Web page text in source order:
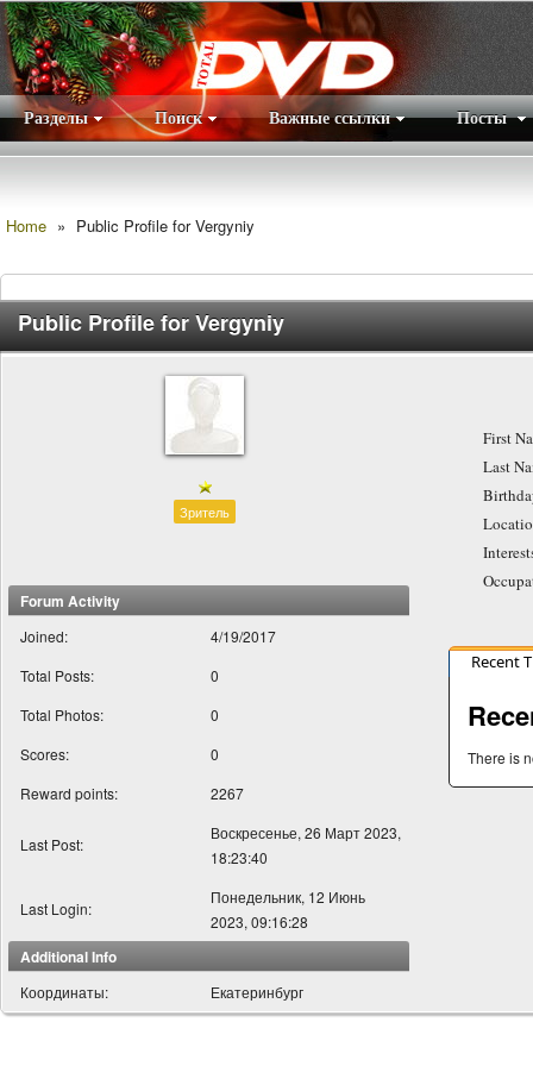
Разделы Поиск Важные ссылки Посты
Home » Public Profile for Vergyniy
Public Profile for Vergyniy
Зритель
Forum Activity
Joined:
4/19/2017
Total Posts:
0
Total Photos:
0
Scores:
0
Reward points:
2267
Last Post:
Воскресенье, 26 Март 2023,
18:23:40
Last Login:
Понедельник, 12 Июнь
2023, 09:16:28
Additional Info
Координаты: Екатеринбург
First
Last
Recent
There is